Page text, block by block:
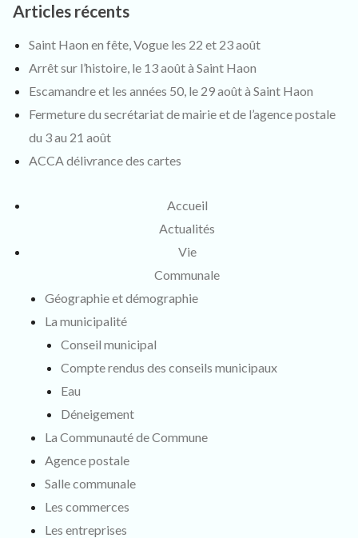
Articles récents
Saint Haon en fête, Vogue les 22 et 23 août
Arrêt sur l’histoire, le 13 août à Saint Haon
Escamandre et les années 50, le 29 août à Saint Haon
Fermeture du secrétariat de mairie et de l’agence postale
du 3 au 21 août
ACCA délivrance des cartes
Accueil
Actualités
Vie
Communale
Géographie et démographie
La municipalité
Conseil municipal
Compte rendus des conseils municipaux
Eau
Déneigement
La Communauté de Commune
Agence postale
Salle communale
Les commerces
Les entreprises